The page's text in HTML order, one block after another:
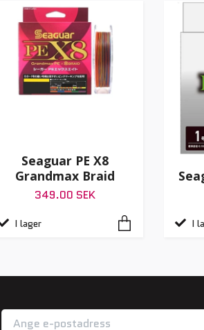
Seaguar PE X8
Grandmax Braid
349.00 SEK
I lager I